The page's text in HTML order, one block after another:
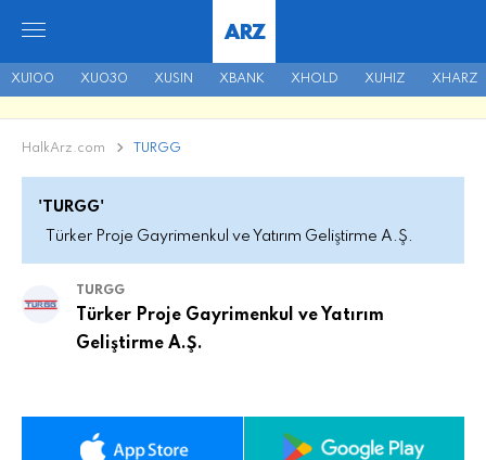
XU100 XU030 XUSIN XBANK XHOLD XUHIZ XHARZ
ARZ
HalkArz.com TURGG
'TURGG'
Türker Proje Gayrimenkul ve Yatırım Geliştirme A.Ş.
TURGG
Türker Proje Gayrimenkul ve Yatırım
Geliştirme A.Ş.